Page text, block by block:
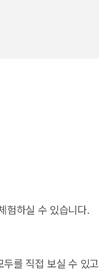
험하실 수 있습니다.
를 직접 보실 수 있고,